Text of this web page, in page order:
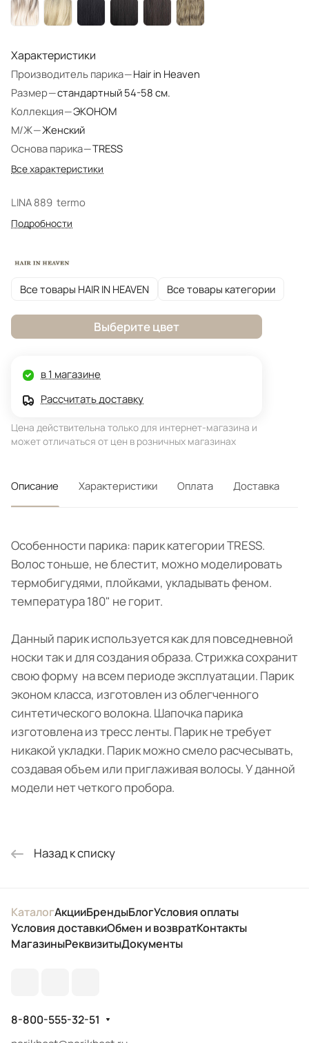
Характеристики
Производитель парика—Hair in Heaven
Размер—стандартный 54-58 см.
Коллекция—ЭКОНОМ
М/Ж—Женский
Основа парика—TRESS
Все характеристики
LINA 889 termo
Подробности
Все товары HAIR IN HEAVEN Все товары категории
Выберите цвет
в 1 магазине
Рассчитать доставку
Цена действительна только для интернет-магазина и
может отличаться от цен в розничных магазинах
Описание Характеристики Оплата Доставка
Особенности парика: парик категории TRESS.
Волос тоньше, не блестит, можно моделировать
термобигудями, плойками, укладывать феном.
температура 180" не горит.
Данный парик используется как для повседневной
носки так и для создания образа. Стрижка сохранит
свою форму на всем периоде эксплуатации. Парик
эконом класса, изготовлен из облегченного
синтетического волокна. Шапочка парика
изготовлена из тресс ленты. Парик не требует
никакой укладки. Парик можно смело расчесывать,
создавая объем или приглаживая волосы. У данной
модели нет четкого пробора.
Назад к списку
КаталогАкцииБрендыБлогУсловия оплаты
Условия доставкиОбмен и возвратКонтакты
МагазиныРеквизитыДокументы
8-800-555-32-51